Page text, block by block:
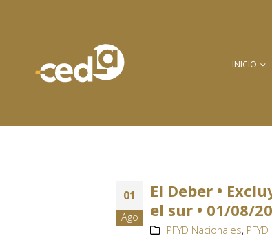
INICIO
01
Ago
El Deber •
el sur • 01/08/
PFYD Nacionales,